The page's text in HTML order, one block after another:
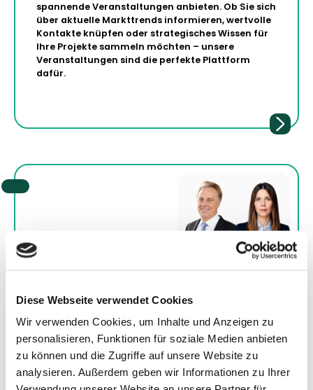
Diese Webseite verwendet Cookies
Wir verwenden Cookies, um Inhalte und Anzeigen zu
personalisieren, Funktionen für soziale Medien anbieten
zu können und die Zugriffe auf unsere Website zu
analysieren. Außerdem geben wir Informationen zu Ihrer
spannende Veranstaltungen anbieten. Ob Sie sich
über aktuelle Markttrends informieren, wertvolle
Kontakte knüpfen oder strategisches Wissen für
Ihre Projekte sammeln möchten – unsere
Veranstaltungen sind die perfekte Plattform
dafür.
Andreas Poellen in der CH-D Wirtschaft
Carina Küffen und Andreas Poellen zeigen in
ihrem Fachartikel, welche Faktoren über den
Erfolg von Transaktionen in Sondersituationen
entscheiden und wie Unternehmen auch in
herausfordernden Zeiten strategische